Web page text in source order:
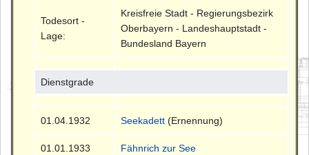
Todesort -
Lage:
Kreisfreie Stadt - Regierungsbezirk
Oberbayern - Landeshauptstadt -
Bundesland Bayern
Dienstgrade
01.04.1932 Seekadett (Ernennung)
01.01.1933 Fähnrich zur See